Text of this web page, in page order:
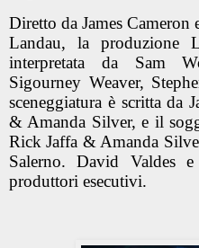
Diretto da James Cameron
Landau, la produzione
interpretata da Sam
Sigourney Weaver,
sceneggiatura è scritta da
& Amanda Silver, e il
Rick Jaffa & Amanda
Salerno. David Valdes
produttori esecutivi.